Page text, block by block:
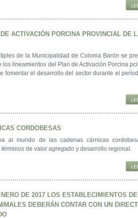
ACTIVACIÓN PORCINA PROVINCIAL DE
de la Municipalidad de Colonia Barón se
los lineamientos del Plan de Activación Porcina
fomentar el desarrollo del sector durante el
CORDOBESAS
al mundo de las cadenas cárnicas
de valor agregado y desarrollo regional.
DE 2017 LOS ESTABLECIMIENTOS DE
DEBERÁN CONTAR CON UN